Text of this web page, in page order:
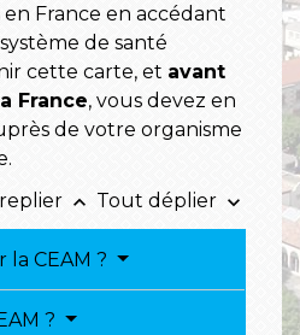
en France en accédant
de santé
cette carte, et avant
France, vous devez en
de votre organisme
keyboard_arrow_up Tout déplier keyboard_arrow_down
CEAM ?
?